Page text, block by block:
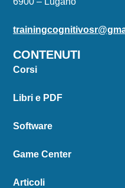
CONTENUTI
Corsi
Libri e PDF
Software
Game Center
Articoli